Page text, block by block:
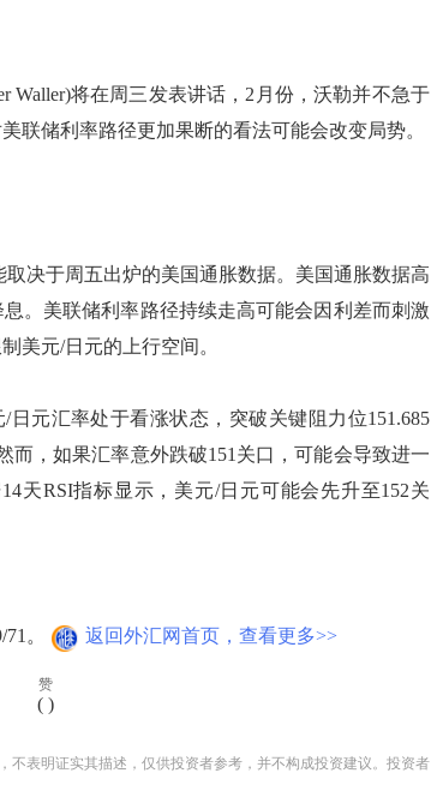
将在周三发表讲话，2月份，沃勒并不急于
联储利率路径更加果断的看法可能会改变局势。
于周五出炉的美国通胀数据。美国通胀数据高
。美联储利率路径持续走高可能会因利差而刺激
美元/日元的上行空间。
元汇率处于看涨状态，突破关键阻力位151.685
而，如果汇率意外跌破151关口，可能会导致进一
天RSI指标显示，美元/日元可能会先升至152关
。 返回外汇网首页，查看更多>>
赞
( )
不表明证实其描述，仅供投资者参考，并不构成投资建议。投资者